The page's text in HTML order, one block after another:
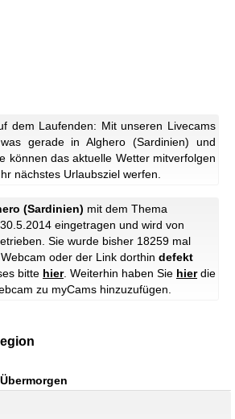
dem Laufenden: Mit unseren Livecams
gerade in Alghero (Sardinien) und
können das aktuelle Wetter mitverfolgen
nächstes Urlaubsziel werfen.
(Sardinien) mit dem Thema
eingetragen und wird von
Sie wurde bisher 18259 mal
oder der Link dorthin defekt
bitte hier. Weiterhin haben Sie hierdie
zu myCams hinzuzufügen.
Übermorgen